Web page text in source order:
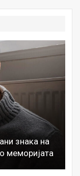
знака на
меморијата